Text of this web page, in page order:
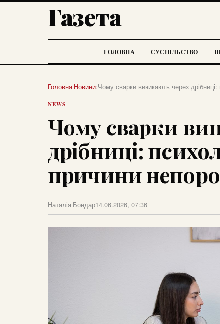
Газета
ГОЛОВНА СУСПІЛЬСТВО
Головна›Новини›Чому сварки виникають через
NEWS
Чому сварки
дрібниці:
причини
Наталія Бондар14.06.2026, 07:36